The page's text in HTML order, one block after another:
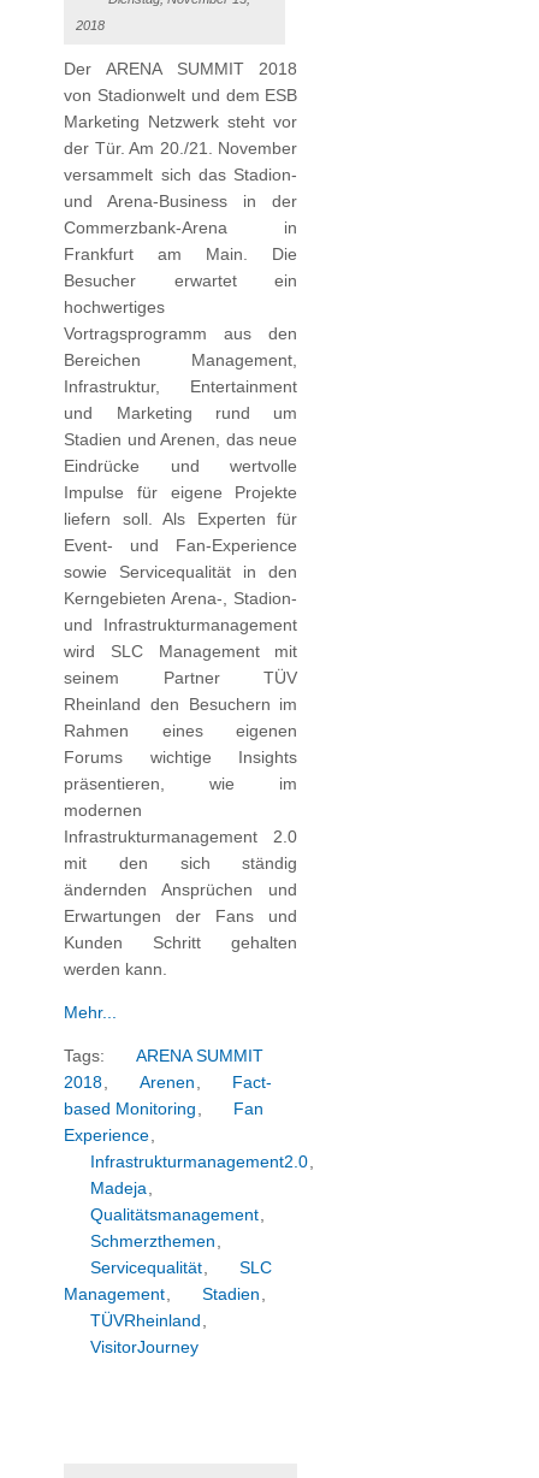
2018
Der ARENA SUMMIT 2018
von Stadionwelt und dem ESB
Marketing Netzwerk steht vor
der Tür. Am 20./21. November
versammelt sich das Stadion-
und Arena-Business in der
Commerzbank-Arena in
Frankfurt am Main. Die
Besucher erwartet ein
hochwertiges
Vortragsprogramm aus den
Bereichen Management,
Infrastruktur, Entertainment
und Marketing rund um
Stadien und Arenen, das neue
Eindrücke und wertvolle
Impulse für eigene Projekte
liefern soll. Als Experten für
Event- und Fan-Experience
sowie Servicequalität in den
Kerngebieten Arena-, Stadion-
und Infrastrukturmanagement
wird SLC Management mit
seinem Partner TÜV
Rheinland den Besuchern im
Rahmen eines eigenen
Forums wichtige Insights
präsentieren, wie im
modernen
Infrastrukturmanagement 2.0
mit den sich ständig
ändernden Ansprüchen und
Erwartungen der Fans und
Kunden Schritt gehalten
werden kann.
Mehr...
Tags:
ARENA SUMMIT
2018
Arenen
Fact-
based Monitoring
Fan
Experience
Infrastrukturmanagement2.0
Madeja
Qualitätsmanagement
Schmerzthemen
Servicequalität
SLC
Management
Stadien
TÜVRheinland
VisitorJourney